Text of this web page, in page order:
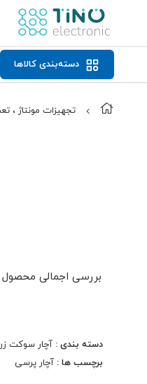
دسته‌بندی کالاها
تجهیزات مونتاژ ،
بررسی اجمالی محصول
کلیدی برای هر تکنسین
دسته بندی : آچار سوکت
برچسب ها : آچار پرسی